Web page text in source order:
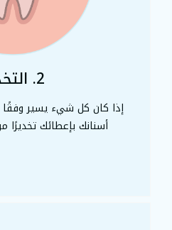
2. التخدير
إذا كان كل شيء يسير
أسنانك بإعطائك تخديرًا